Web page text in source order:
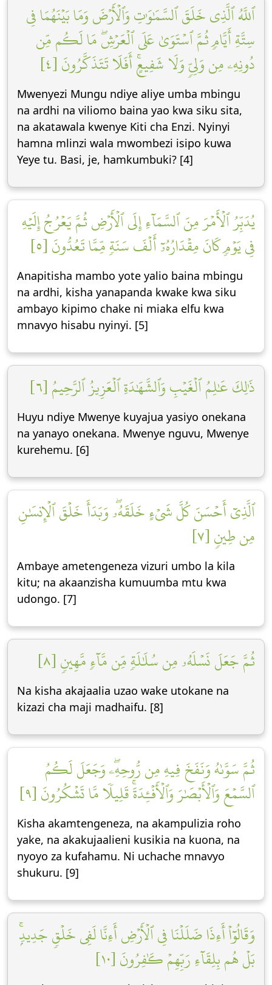
ٱللَّهُ ٱلَّذِي خَلَقَ ٱلسَّمَٰوَٰتِ وَٱلۡأَرۡضَ وَمَا بَيۡنَهُمَا فِي
سِتَّةِ أَيَّامٖ ثُمَّ ٱسۡتَوَىٰ عَلَى ٱلۡعَرۡشِۖ مَا لَكُم مِّن
دُونِهِۦ مِن وَلِيّٖ وَلَا شَفِيعٍۚ أَفَلَا تَتَذَكَّرُونَ [٤]
Mwenyezi Mungu ndiye aliye umba mbingu
na ardhi na viliomo baina yao kwa siku sita,
na akatawala kwenye Kiti cha Enzi. Nyinyi
hamna mlinzi wala mwombezi isipo kuwa
Yeye tu. Basi, je, hamkumbuki? [4]
يُدَبِّرُ ٱلۡأَمۡرَ مِنَ ٱلسَّمَآءِ إِلَى ٱلۡأَرۡضِ ثُمَّ يَعۡرُجُ إِلَيۡهِ
فِي يَوۡمٖ كَانَ مِقۡدَارُهُۥٓ أَلۡفَ سَنَةٖ مِّمَّا تَعُدُّونَ [٥]
Anapitisha mambo yote yalio baina mbingu
na ardhi, kisha yanapanda kwake kwa siku
ambayo kipimo chake ni miaka elfu kwa
mnavyo hisabu nyinyi. [5]
ذَٰلِكَ عَٰلِمُ ٱلۡغَيۡبِ وَٱلشَّهَٰدَةِ ٱلۡعَزِيزُ ٱلرَّحِيمُ [٦]
Huyu ndiye Mwenye kuyajua yasiyo onekana
na yanayo onekana. Mwenye nguvu, Mwenye
kurehemu. [6]
ٱلَّذِيٓ أَحۡسَنَ كُلَّ شَيۡءٍ خَلَقَهُۥۖ وَبَدَأَ خَلۡقَ ٱلۡإِنسَٰنِ
مِن طِينٖ [٧]
Ambaye ametengeneza vizuri umbo la kila
kitu; na akaanzisha kumuumba mtu kwa
udongo. [7]
ثُمَّ جَعَلَ نَسۡلَهُۥ مِن سُلَٰلَةٖ مِّن مَّآءٖ مَّهِينٖ [٨]
Na kisha akajaalia uzao wake utokane na
kizazi cha maji madhaifu. [8]
ثُمَّ سَوَّىٰهُ وَنَفَخَ فِيهِ مِن رُّوحِهِۦۖ وَجَعَلَ لَكُمُ
ٱلسَّمۡعَ وَٱلۡأَبۡصَٰرَ وَٱلۡأَفۡـِٔدَةَۚ قَلِيلٗا مَّا تَشۡكُرُونَ [٩]
Kisha akamtengeneza, na akampulizia roho
yake, na akakujaalieni kusikia na kuona, na
nyoyo za kufahamu. Ni uchache mnavyo
shukuru. [9]
وَقَالُوٓاْ أَءِذَا ضَلَلۡنَا فِي ٱلۡأَرۡضِ أَءِنَّا لَفِي خَلۡقٖ جَدِيدِۭۚ
بَلۡ هُم بِلِقَآءِ رَبِّهِمۡ كَٰفِرُونَ [١٠]